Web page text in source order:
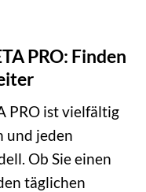
PRO: Finden
PRO ist vielfältig
und jeden
Ob Sie einen
täglichen